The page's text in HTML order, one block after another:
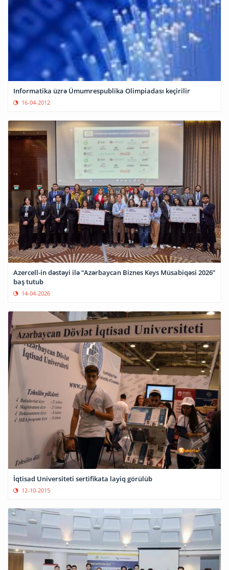
Informatika üzrə Ümumrespublika Olimpiadası keçirilir
16-04-2012
Azercell-in dəstəyi ilə “Azərbaycan Biznes Keys Müsabiqəsi 2026”
baş tutub
14-04-2026
İqtisad Universiteti sertifikata layiq görülüb
12-10-2015